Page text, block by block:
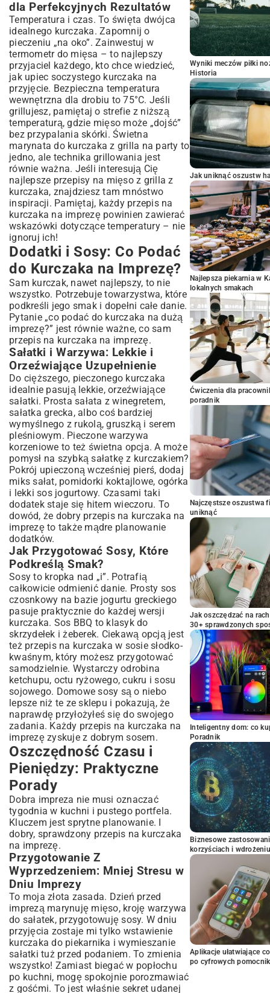
dla Perfekcyjnych Rezultatów
Temperatura i czas. To święta dwójca
idealnego kurczaka. Zapomnij o
pieczeniu „na oko”. Zainwestuj w
termometr do mięsa – to najlepszy
przyjaciel każdego, kto chce wiedzieć,
jak upiec soczystego kurczaka na
przyjęcie. Bezpieczna temperatura
wewnętrzna dla drobiu to 75°C. Jeśli
grillujesz, pamiętaj o strefie z niższą
temperaturą, gdzie mięso może „dojść”
bez przypalania skórki. Świetna
marynata do kurczaka z grilla na party to
jedno, ale technika grillowania jest
równie ważna. Jeśli interesują Cię
najlepsze przepisy na mięso z grilla z
kurczaka, znajdziesz tam mnóstwo
inspiracji. Pamiętaj, każdy przepis na
kurczaka na imprezę powinien zawierać
wskazówki dotyczące temperatury – nie
ignoruj ich!
Dodatki i Sosy: Co Podać
do Kurczaka na Imprezę?
Sam kurczak, nawet najlepszy, to nie
wszystko. Potrzebuje towarzystwa, które
podkreśli jego smak i dopełni całe danie.
Pytanie „co podać do kurczaka na dużą
imprezę?” jest równie ważne, co sam
przepis na kurczaka na imprezę.
Sałatki i Warzywa: Lekkie i
Orzeźwiające Uzupełnienie
Do cięższego, pieczonego kurczaka
idealnie pasują lekkie, orzeźwiające
sałatki. Prosta sałata z winegretem,
sałatka grecka, albo coś bardziej
wymyślnego z rukolą, gruszką i serem
pleśniowym. Pieczone warzywa
korzeniowe to też świetna opcja. A może
pomysł na szybką sałatkę z kurczakiem?
Pokrój upieczoną wcześniej pierś, dodaj
miks sałat, pomidorki koktajlowe, ogórka
i lekki sos jogurtowy. Czasami taki
dodatek staje się hitem wieczoru. To
dowód, że dobry przepis na kurczaka na
imprezę to także mądre planowanie
dodatków.
Jak Przygotować Sosy, Które
Podkreślą Smak?
Sosy to kropka nad „i”. Potrafią
całkowicie odmienić danie. Prosty sos
czosnkowy na bazie jogurtu greckiego
pasuje praktycznie do każdej wersji
kurczaka. Sos BBQ to klasyk do
skrzydełek i żeberek. Ciekawą opcją jest
też przepis na kurczaka w sosie słodko-
kwaśnym, który możesz przygotować
samodzielnie. Wystarczy odrobina
ketchupu, octu ryżowego, cukru i sosu
sojowego. Domowe sosy są o niebo
lepsze niż te ze sklepu i pokazują, że
naprawdę przyłożyłeś się do swojego
zadania. Każdy przepis na kurczaka na
imprezę zyskuje z dobrym sosem.
Oszczędność Czasu i
Pieniędzy: Praktyczne
Porady
Dobra impreza nie musi oznaczać
tygodnia w kuchni i pustego portfela.
Kluczem jest sprytne planowanie. I
dobry, sprawdzony przepis na kurczaka
na imprezę.
Przygotowanie Z
Wyprzedzeniem: Mniej Stresu w
Dniu Imprezy
To moja złota zasada. Dzień przed
imprezą marynuję mięso, kroję warzywa
do sałatek, przygotowuję sosy. W dniu
przyjęcia zostaje mi tylko wstawienie
kurczaka do piekarnika i wymieszanie
sałatki tuż przed podaniem. To zmienia
wszystko! Zamiast biegać w popłochu
po kuchni, mogę spokojnie porozmawiać
z gośćmi. To jest właśnie sekret udanej
Wyniki meczów piłki
Historia
Jak uniknąć oszustw
Najlepsza piekarnia w
lokalnych smakach
Ćwiczenia dla
poradnik
Najczęstsze oszustwa
uniknąć
Jak oszczędzać na
30+ sprawdzonych
Inteligentny dom: co
Poradnik
Biznesowe
korzyściach i wdrożeniu
Aplikacje ułatwiające
po cyfrowych